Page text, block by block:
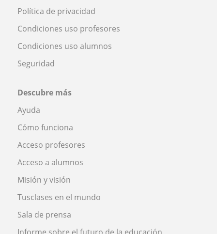
Política de privacidad
Condiciones uso profesores
Condiciones uso alumnos
Seguridad
Descubre más
Ayuda
Cómo funciona
Acceso profesores
Acceso a alumnos
Misión y visión
Tusclases en el mundo
Sala de prensa